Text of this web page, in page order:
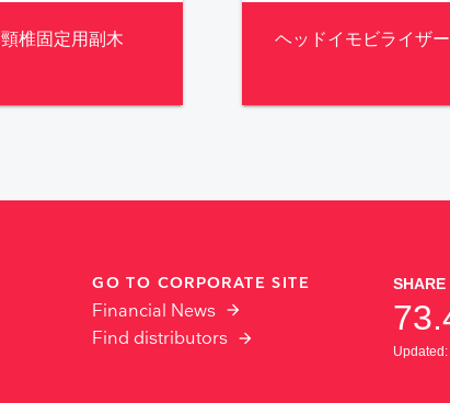
頸椎固定用副木 ヘッドイモビライザー
GO TO CORPORATE SITE
Financial News
Find distributors